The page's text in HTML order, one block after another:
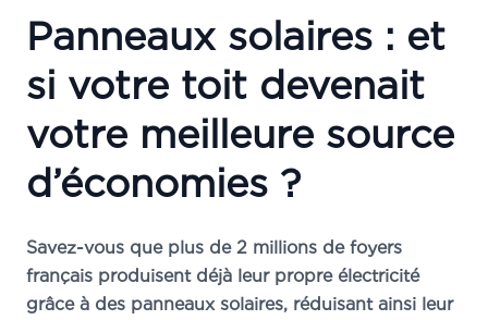
Panneaux solaires : et
si votre toit devenait
votre meilleure source
d’économies ?
Savez-vous que plus de 2 millions de foyers
français produisent déjà leur propre électricité
grâce à des panneaux solaires, réduisant ainsi leur